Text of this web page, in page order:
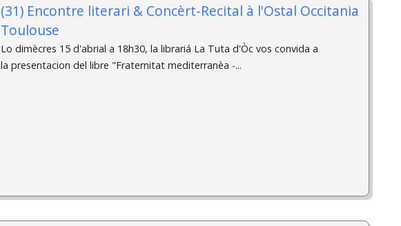
(31) Encontre literari & Concèrt-Recital ­à l'Ostal Occitania
Toulouse
Lo dimècres 15 d'abrial a 18h30, la librariá La Tuta d'Òc vos convida a
la presentacion del libre "Fraternitat mediterranèa -...